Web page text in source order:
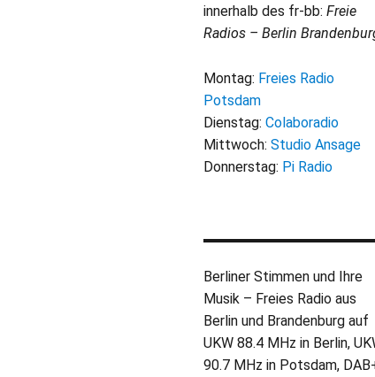
innerhalb des fr-bb: Freie
Radios – Berlin
Montag: Freies Radio
Potsdam
Dienstag: Colaboradio
Mittwoch: Studio Ansage
Donnerstag: Pi Radio
Berliner Stimmen und Ihre
Musik – Freies Radio aus
Berlin und Brandenburg auf
UKW 88.4 MHz in Berlin,
90.7 MHz in Potsdam,